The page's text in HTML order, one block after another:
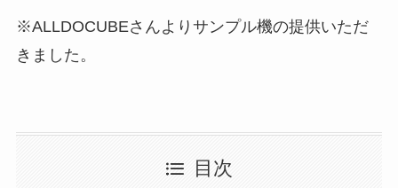
※ALLDOCUBEさんよりサンプル機の提供いただ
きました。
目次